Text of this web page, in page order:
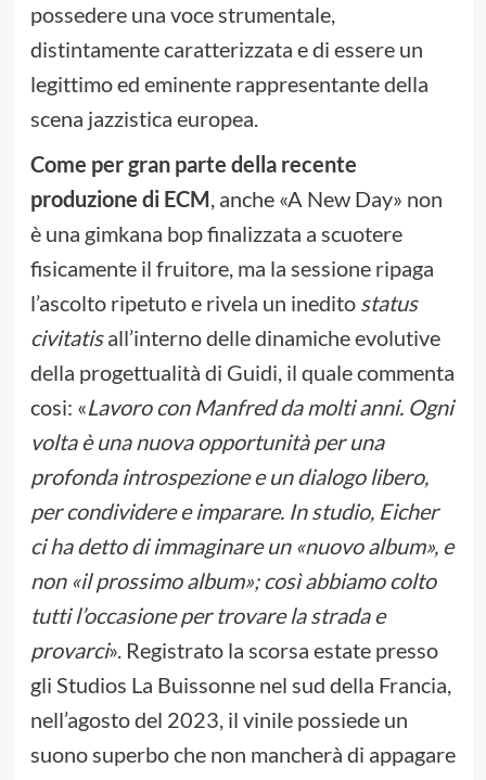
possedere una voce strumentale,
distintamente caratterizzata e di essere un
legittimo ed eminente rappresentante della
scena jazzistica europea.
Come per gran parte della recente
produzione di ECM, anche «A New Day» non
è una gimkana bop finalizzata a scuotere
fisicamente il fruitore, ma la sessione ripaga
l’ascolto ripetuto e rivela un inedito status
civitatisall’interno delle dinamiche evolutive
della progettualità di Guidi, il quale commenta
cosi: «Lavoro con Manfred da molti anni. Ogni
volta è una nuova opportunità per una
profonda introspezione e un dialogo libero,
per condividere e imparare. In studio, Eicher
ci ha detto di immaginare un «nuovo album», e
non «il prossimo album»; così abbiamo colto
tutti l’occasione per trovare la strada e
provarci». Registrato la scorsa estate presso
gli Studios La Buissonne nel sud della Francia,
nell’agosto del 2023, il vinile possiede un
suono superbo che non mancherà di appagare